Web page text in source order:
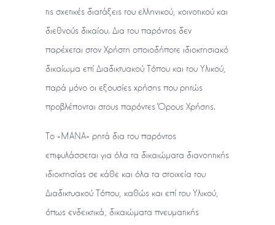
τις σχετικές διατάξεις του ελληνικού, κοινοτικού και
διεθνούς δικαίου. Δια του παρόντος δεν
παρέχεται στον Χρήστη οποιοδήποτε ιδιοκτησιακό
δικαίωμα επί Διαδικτυακού Τόπου και του Υλικού,
παρά μόνο οι εξουσίες χρήσης που ρητώς
προβλέπονται στους παρόντες Όρους Χρήσης.
Το «ΜΑΝΑ» ρητά δια του παρόντος
επιφυλάσσεται για όλα τα δικαιώματα διανοητικής
ιδιοκτησίας σε κάθε και όλα τα στοιχεία του
Διαδικτυακού Τόπου, καθώς και επί του Υλικού,
όπως ενδεικτικά, δικαιώματα πνευματικής